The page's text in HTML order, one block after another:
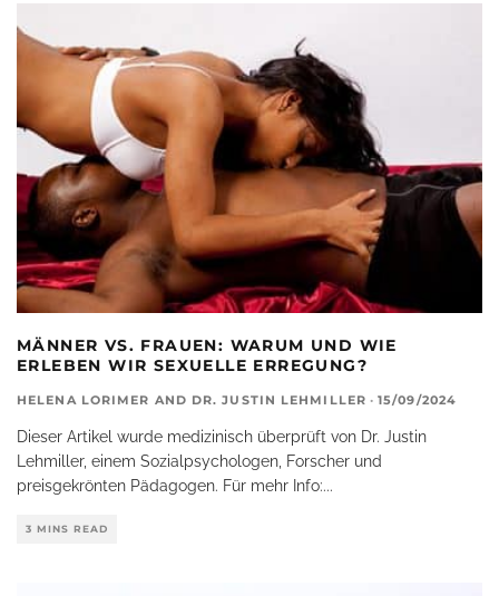
MÄNNER VS. FRAUEN: WARUM UND WIE
ERLEBEN WIR SEXUELLE ERREGUNG?
HELENA LORIMER AND DR. JUSTIN LEHMILLER · 15/09/2024
Dieser Artikel wurde medizinisch überprüft von Dr. Justin
Lehmiller, einem Sozialpsychologen, Forscher und
preisgekrönten Pädagogen. Für mehr Info:...
3 MINS READ